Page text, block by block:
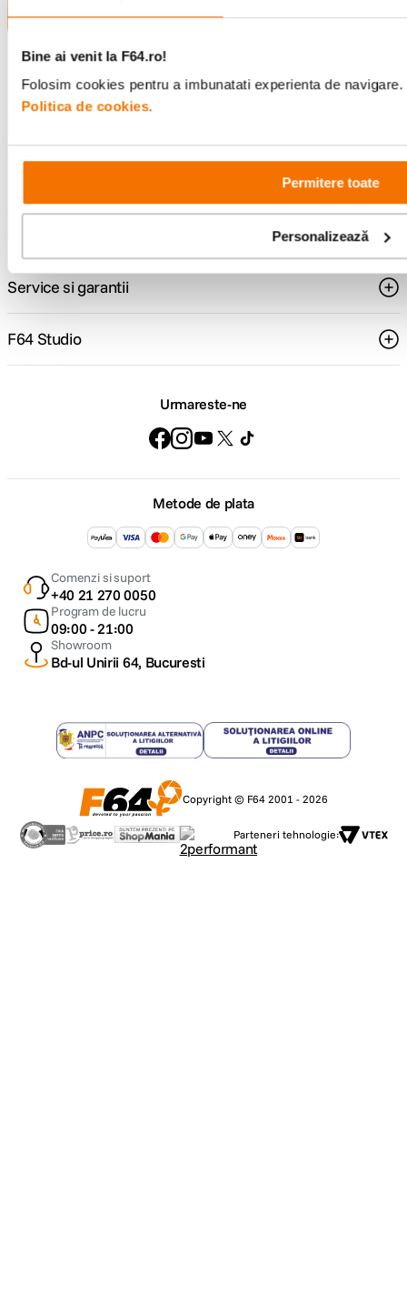
Bine ai venit la F64.ro!
Folosim cookies pentru a imbunatati experienta de
Politica de cookies.
Permitere toate
Personalizează
Consultanta
specializata
Livrare gratuita
Service si garantii
F64 Studio
Urmareste-ne
Metode de plata
Comenzi si suport
+40 21 270 0050
Program de lucru
09:00 - 21:00
Showroom
Bd-ul Unirii 64, Bucuresti
Copyright © F64 2001 - 2026
Parteneri tehnologie: